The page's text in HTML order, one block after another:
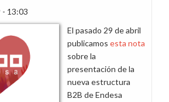
13:03
El pasado 29 de abril
publicamos esta nota
sobre la
presentación de la
nueva estructura
B2B de Endesa